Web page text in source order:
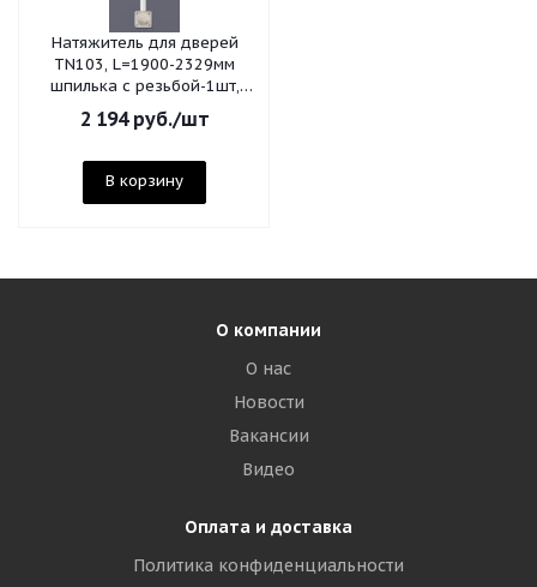
Натяжитель для дверей
TN103, L=1900-2329мм
шпилька с резьбой-1шт,
чашка глухая-2шт, чашка с
прорезью-1шт, профиль
2 194руб./шт
В корзину
О компании
О нас
Новости
Вакансии
Видео
Оплата и доставка
Политика конфиденциальности